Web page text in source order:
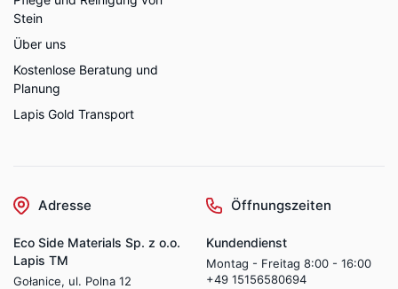
Stein
Über uns
Kostenlose Beratung und
Planung
Lapis Gold Transport
Adresse
Eco Side Materials Sp. z o.o.
Lapis TM
Gołanice, ul. Polna 12
Öffnungszeiten
Kundendienst
Montag - Freitag 8:00 - 16:00
+49 15156580694